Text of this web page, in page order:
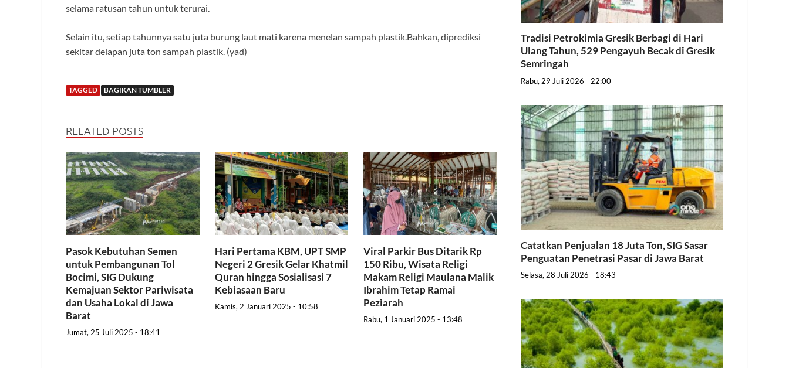
selama ratusan tahun untuk terurai.
Selain itu, setiap tahunnya satu juta burung laut mati karena menelan sampah plastik.Bahkan, diprediksi
sekitar delapan juta ton sampah plastik. (yad)
TAGGED BAGIKAN TUMBLER
RELATED POSTS
Pasok Kebutuhan Semen
untuk Pembangunan Tol
Bocimi, SIG Dukung
Kemajuan Sektor Pariwisata
dan Usaha Lokal di Jawa
Barat
Jumat, 25 Juli 2025 - 18:41
Hari Pertama KBM, UPT SMP
Negeri 2 Gresik Gelar Khatmil
Quran hingga Sosialisasi 7
Kebiasaan Baru
Kamis, 2 Januari 2025 - 10:58
Viral Parkir Bus Ditarik Rp
150 Ribu, Wisata Religi
Makam Religi Maulana Malik
Ibrahim Tetap Ramai
Peziarah
Rabu, 1 Januari 2025 - 13:48
Tradisi Petrokimia Gresik Berbagi di Hari
Ulang Tahun, 529 Pengayuh Becak di Gresik
Semringah
Rabu, 29 Juli 2026 - 22:00
Catatkan Penjualan 18 Juta Ton, SIG Sasar
Penguatan Penetrasi Pasar di Jawa Barat
Selasa, 28 Juli 2026 - 18:43